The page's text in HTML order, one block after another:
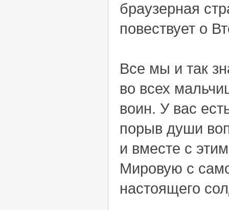
браузерная
повествует о
Все мы и так
во всех
воин. У вас
порыв души
и вместе с
Мировую с
настоящего